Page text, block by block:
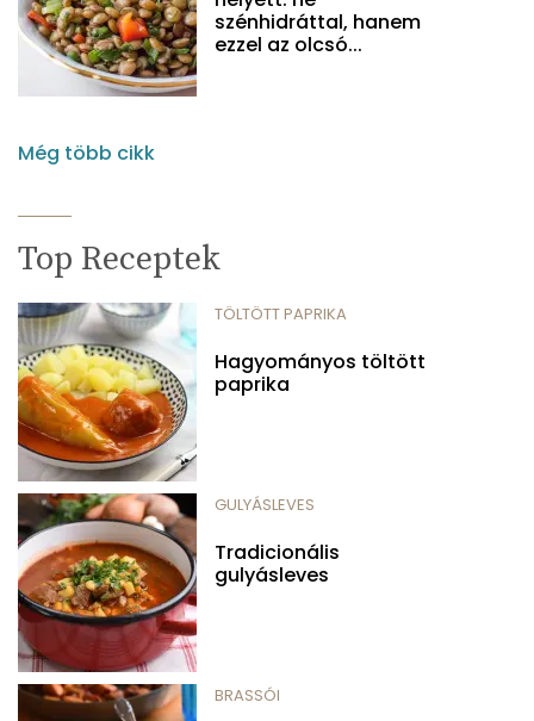
szénhidráttal, hanem
ezzel az olcsó...
Még több cikk
Top Receptek
TÖLTÖTT PAPRIKA
Hagyományos töltött
paprika
GULYÁSLEVES
Tradicionális
gulyásleves
BRASSÓI